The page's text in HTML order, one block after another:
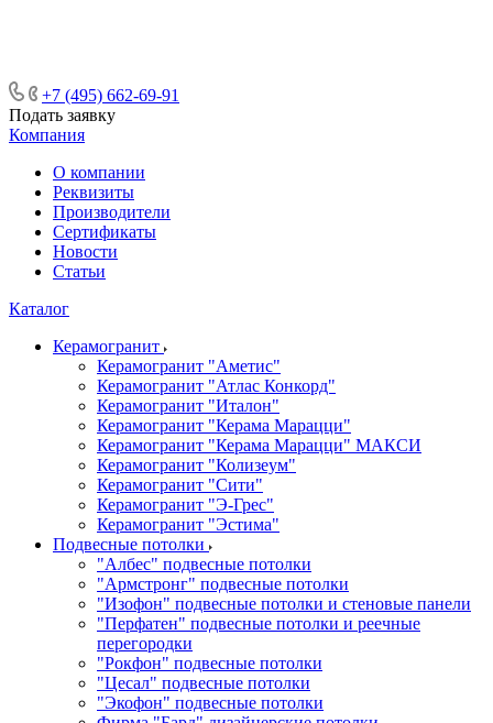
+7 (495) 662-69-91
Подать заявку
Компания
О компании
Реквизиты
Производители
Сертификаты
Новости
Статьи
Каталог
Керамогранит
Керамогранит "Аметис"
Керамогранит "Атлас Конкорд"
Керамогранит "Италон"
Керамогранит "Керама Марацци"
Керамогранит "Керама Марацци" МАКСИ
Керамогранит "Колизеум"
Керамогранит "Сити"
Керамогранит "Э-Грес"
Керамогранит "Эстима"
Подвесные потолки
"Албес" подвесные потолки
"Армстронг" подвесные потолки
"Изофон" подвесные потолки и стеновые панели
"Перфатен" подвесные потолки и реечные
перегородки
"Рокфон" подвесные потолки
"Цесал" подвесные потолки
"Экофон" подвесные потолки